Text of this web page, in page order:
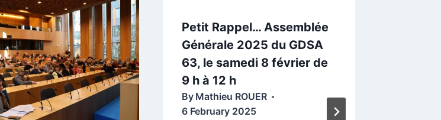
Petit Rappel… Assemblée
Générale 2025 du GDSA
63, le samedi 8 février de
9 h à 12 h
By Mathieu ROUER
6 February 2025